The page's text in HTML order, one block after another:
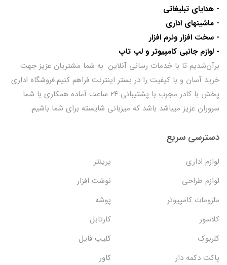
- هدایای تبلیغاتی
- ماشینهای اداری
- سخت افزار ونرم افزار
- لوازم جانبی کامپیوتر و لپ تاپ
برآن‌شدیم تا با خدمات رسانی آنلاین به شما مشتریان عزیز جهت
خرید آسان و با کیفیت را در بستر اینترنت فراهم کنیم.فروشگاه اداری
پخش با کادر مجرب با پشتیبانی ۲۴ ساعت آماده همکاری با شما
سروران عزیز میباشد باشد که میزبانی شایسته برای شما باشیم.
دسترسی سریع
لوازم اداری
پرینتر
لوازم طراحی
نوشت افزار
ملزومات کامپیوتر
پوشه
کلاسور
کارتابل
کلربوک
کلیپ فایل
پاکت دکمه دار
کاور